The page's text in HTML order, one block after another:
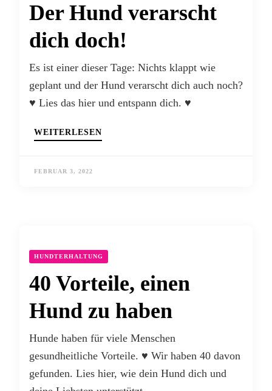
Der Hund verarscht
dich doch!
Es ist einer dieser Tage: Nichts klappt wie
geplant und der Hund verarscht dich auch noch?
♥ Lies das hier und entspann dich. ♥
WEITERLESEN
FEBRUAR 3, 2022
HUNDTERHALTUNG
40 Vorteile, einen
Hund zu haben
Hunde haben für viele Menschen
gesundheitliche Vorteile. ♥ Wir haben 40 davon
gefunden. Lies hier, wie dein Hund dich und